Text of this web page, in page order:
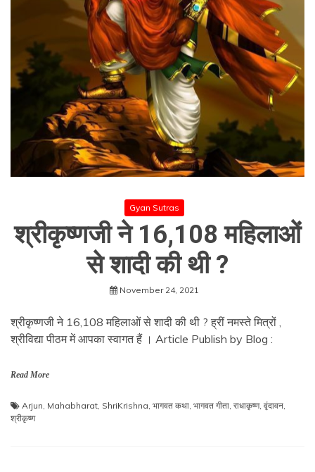
Gyan Sutras
श्रीकृष्णजी ने 16,108 महिलाओं
से शादी की थी ?
November 24, 2021
श्रीकृष्णजी ने 16,108 महिलाओं से शादी की थी ? ह्रीं नमस्ते मित्रों ,
श्रीविद्या पीठम में आपका स्वागत हैं । Article Publish by Blog :
Read More
Arjun, Mahabharat, ShriKrishna, भागवत कथा, भागवत गीता, राधाकृष्ण, वृंदावन,
श्रीकृष्ण